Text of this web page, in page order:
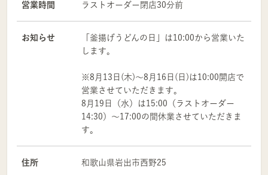
営業時間 ラストオーダー閉店30分前
お知らせ
「釜揚げうどんの日」は10:00から営業いた
します。
※8月13日(木)～8月16日(日)は10:00開店で
営業させていただきます。
8月19日（水）は15:00（ラストオーダー
14:30）～17:00の間休業させていただきま
す。
住所 和歌山県岩出市西野25